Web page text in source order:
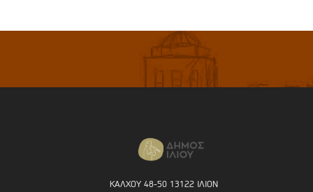
ΚΑΛΧΟΥ 48-50 13122 ΙΛΙΟΝ